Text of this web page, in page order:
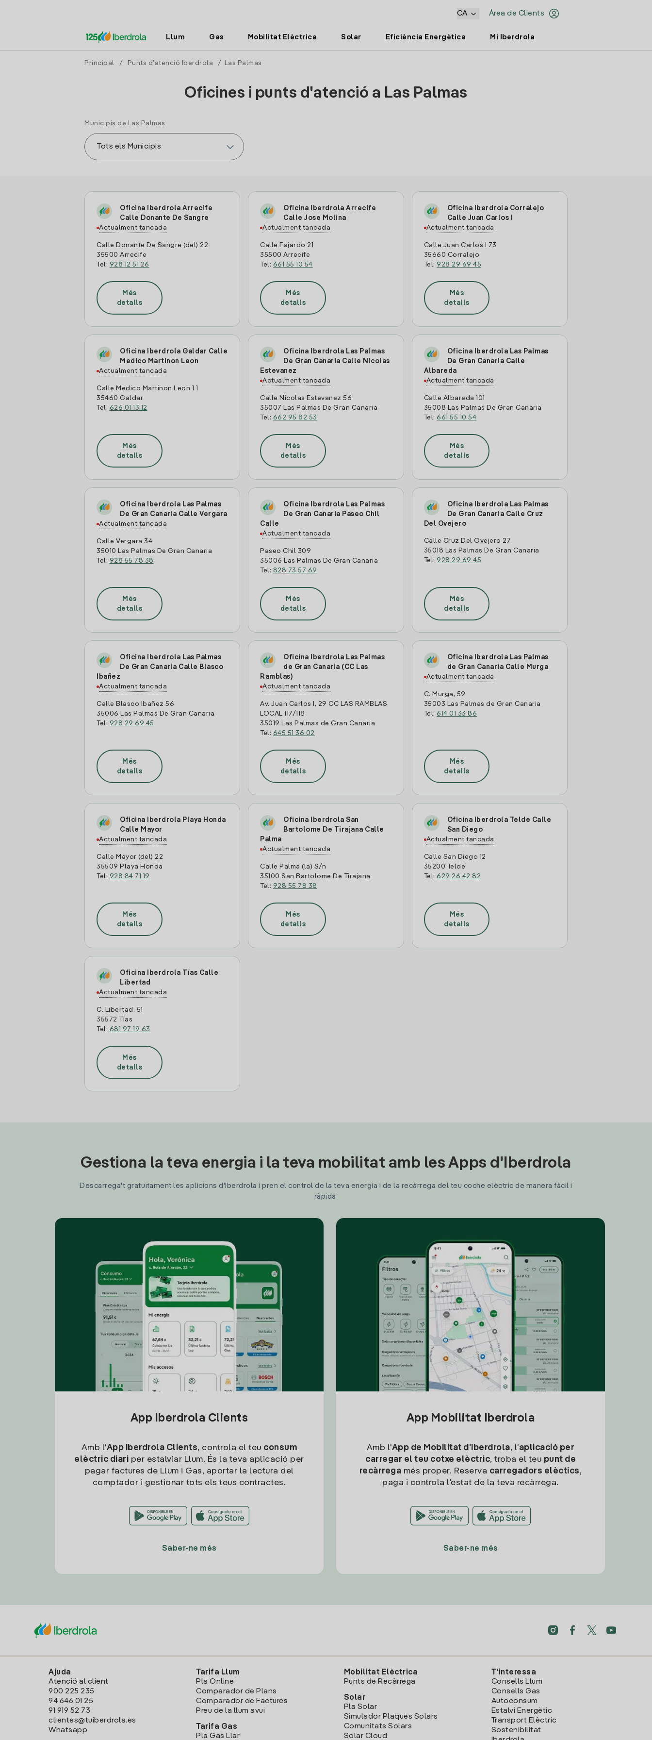
Àrea de Clients
CA
Llum Gas Mobilitat Elèctrica Solar Eficiència Energètica Mi Iberdrola
Principal / Punts d'atenció Iberdrola / Las Palmas
Oficines i punts d'atenció a Las Palmas
Municipis de Las Palmas
Oficina Iberdrola Arrecife
Calle Donante De Sangre
Actualment tancada
Calle Donante De Sangre (del) 22
35500 Arrecife
Tel: 928 12 51 26
Més
detalls
Oficina Iberdrola Arrecife
Calle Jose Molina
Actualment tancada
Calle Fajardo 21
35500 Arrecife
Tel: 661 55 10 54
Més
detalls
Oficina Iberdrola Corralejo
Calle Juan Carlos I
Actualment tancada
Calle Juan Carlos I 73
35660 Corralejo
Tel:928 29 69 45
Més
detalls
Oficina Iberdrola Galdar Calle
Medico Martinon Leon
Actualment tancada
Calle Medico Martinon Leon 1 1
35460 Galdar
Tel: 626 01 13 12
Més
detalls
Oficina Iberdrola Las Palmas
De Gran Canaria Calle Nicolas
Estevanez
Actualment tancada
Calle Nicolas Estevanez 56
35007 Las Palmas De Gran Canaria
Tel: 662 95 82 53
Més
detalls
Oficina Iberdrola Las Palmas
De Gran Canaria Calle
Albareda
Actualment tancada
Calle Albareda 101
35008 Las Palmas De Gran Canaria
Tel:661 55 10 54
Més
detalls
Oficina Iberdrola Las Palmas
De Gran Canaria Calle Vergara
Actualment tancada
Calle Vergara 34
35010 Las Palmas De Gran Canaria
Tel: 928 55 78 38
Més
detalls
Oficina Iberdrola Las Palmas
De Gran Canaria Paseo Chil
Calle
Actualment tancada
Paseo Chil 309
35006 Las Palmas De Gran Canaria
Tel: 828 73 57 69
Més
detalls
Oficina Iberdrola Las Palmas
De Gran Canaria Calle Cruz
Del Ovejero
Calle Cruz Del Ovejero 27
35018 Las Palmas De Gran Canaria
Tel:928 29 69 45
Més
detalls
Oficina Iberdrola Las Palmas
De Gran Canaria Calle Blasco
Ibañez
Actualment tancada
Calle Blasco Ibañez 56
35006 Las Palmas De Gran Canaria
Tel: 928 29 69 45
Més
detalls
Oficina Iberdrola Las Palmas
de Gran Canaria (CC Las
Ramblas)
Actualment tancada
Av. Juan Carlos I, 29 CC LAS RAMBLAS
LOCAL 117/118
35019 Las Palmas de Gran Canaria
Tel: 645 51 36 02
Més
detalls
Oficina Iberdrola Las Palmas
de Gran Canaria Calle Murga
Actualment tancada
C. Murga, 59
35003 Las Palmas de Gran Canaria
Tel:614 01 33 86
Més
detalls
Oficina Iberdrola Playa Honda
Calle Mayor
Actualment tancada
Calle Mayor (del) 22
35509 Playa Honda
Tel: 928 84 71 19
Més
detalls
Oficina Iberdrola San
Bartolome De Tirajana Calle
Palma
Actualment tancada
Calle Palma (la) S/n
35100 San Bartolome De Tirajana
Tel: 928 55 78 38
Més
detalls
Oficina Iberdrola Telde Calle
San Diego
Actualment tancada
Calle San Diego 12
35200 Telde
Tel:629 26 42 82
Més
detalls
Oficina Iberdrola Tías Calle
Libertad
Actualment tancada
C. Libertad, 51
35572 Tías
Tel: 681 97 19 63
Més
detalls
Gestiona la teva energia i la teva mobilitat amb les Apps d'Iberdrola
Descarrega't gratuïtament les aplicions d'Iberdrola i pren el control de la teva energia i de la recàrrega del teu coche elèctric de manera fàcil i
ràpida.
App Iberdrola Clients
Amb l'App Iberdrola Clients, controla el teu consum
elèctric diari per estalviar Llum. És la teva aplicació per
pagar factures de Llum i Gas, aportar la lectura del
comptador i gestionar tots els teus contractes.
Saber-ne més
App Mobilitat Iberdrola
Amb l'App de Mobilitat d'Iberdrola, l'aplicació per
carregar el teu cotxe elèctric, troba el teu punt de
recàrrega més proper. Reserva carregadors elèctics,
paga i controla l'estat de la teva recàrrega.
Saber-ne més
Ajuda
Atenció al client
900 225 235
94 646 01 25
91 919 52 73
clientes@tuiberdrola.es
Whatsapp
Tarifa Llum
Pla Online
Comparador de Plans
Comparador de Factures
Preu de la llum avui
Tarifa Gas
Pla Gas Llar
Mobilitat Elèctrica
Punts de Recàrrega
Solar
Pla Solar
Simulador Plaques Solars
Comunitats Solars
Solar Cloud
T'interessa
Consells Llum
Consells Gas
Autoconsum
Estalvi Energètic
Transport Elèctric
Sostenibilitat